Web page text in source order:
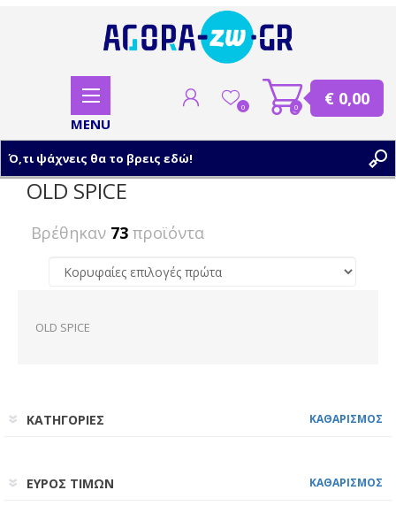
ΣΥΝΔΕΣΗ
0 0 € 0,00
OLD SPICE
Βρέθηκαν 73 προϊόντα
OLD SPICE
ΚΑΤΗΓΟΡΙΕΣ ΚΑΘΑΡΙΣΜΟΣ
ΕΥΡΟΣ ΤΙΜΩΝ ΚΑΘΑΡΙΣΜΟΣ